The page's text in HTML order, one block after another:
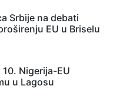
Srbije na debati
EU u Briselu
Nigerija-EU
u Lagosu